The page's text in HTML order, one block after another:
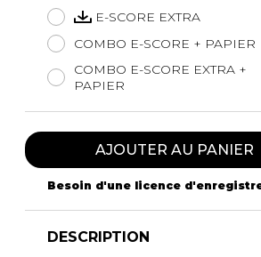
E-SCORE EXTRA
COMBO E-SCORE + PAPIER
COMBO E-SCORE EXTRA +
PAPIER
AJOUTER AU PANIER
Besoin d'une licence
DESCRIPTION